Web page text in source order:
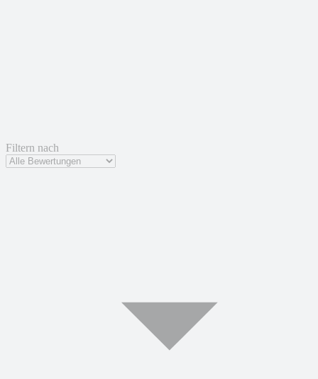
Filtern nach